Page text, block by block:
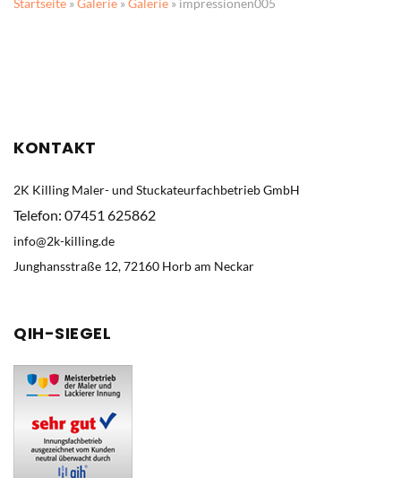
Startseite »Galerie »Galerie » impressionen005
KONTAKT
2K Killing Maler- und Stuckateurfachbetrieb GmbH
Telefon: 07451 625862
info@2k-killing.de
Junghansstraße 12, 72160 Horb am Neckar
QIH-SIEGEL